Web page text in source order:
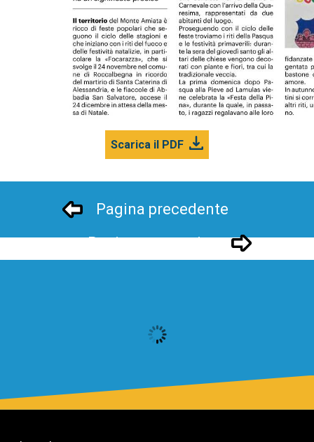
Scarica il PDF
Pagina precedente
Pagina successivo